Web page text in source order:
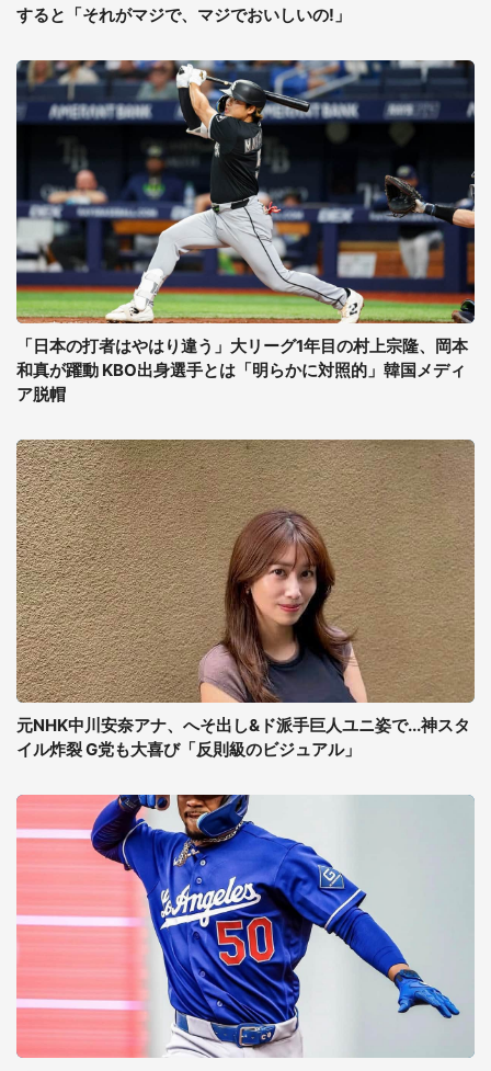
すると「それがマジで、マジでおいしいの!」
「日本の打者はやはり違う」大リーグ1年目の村上宗隆、岡本
和真が躍動 KBO出身選手とは「明らかに対照的」韓国メディ
ア脱帽
元NHK中川安奈アナ、へそ出し&ド派手巨人ユニ姿で...神スタ
イル炸裂 G党も大喜び「反則級のビジュアル」